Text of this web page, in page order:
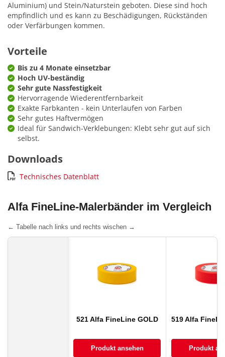
Aluminium) und Stein/Naturstein geboten. Diese sind hoch
empfindlich und es kann zu Beschädigungen, Rückständen
oder Verfärbungen kommen.
Vorteile
Bis zu 4 Monate einsetzbar
Hoch UV-beständig
Sehr gute Nassfestigkeit
Hervorragende Wiederentfernbarkeit
Exakte Farbkanten - kein Unterlaufen von Farben
Sehr gutes Haftvermögen
Ideal für Sandwich-Verklebungen: Klebt sehr gut auf sich
selbst.
Downloads
Technisches Datenblatt
Alfa FineLine-Malerbänder im Vergleich
← Tabelle nach links und rechts wischen →
521 Alfa FineLine GOLD
Produkt ansehen
519 Alfa
Produkt